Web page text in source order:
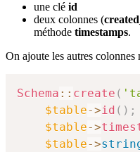
une clé id
deux colonnes (
méthode timestamps.
On ajoute les autres colonnes
Schema :: create (
$table->id ( ) ;
$table->
$table->